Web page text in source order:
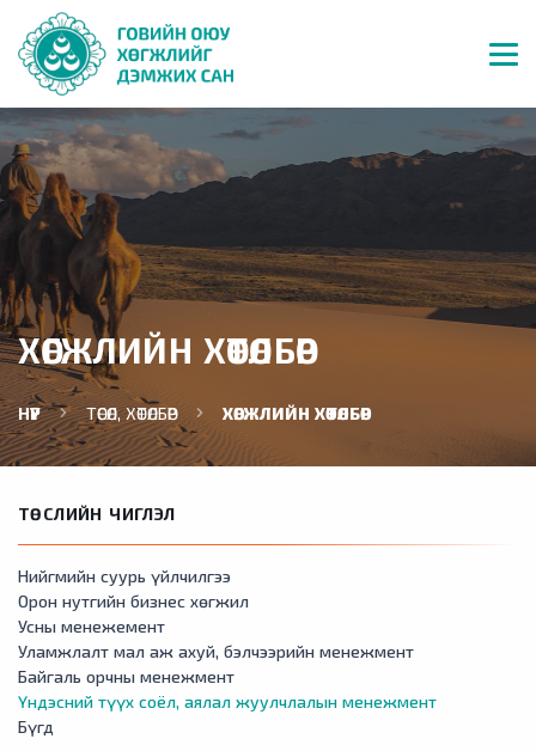
ХӨГЖЛИЙН ХӨТӨЛБӨР
НҮҮР ТӨСӨЛ, ХӨТӨЛБӨР ХӨГЖЛИЙН ХӨТӨЛБӨР
ТӨСЛИЙН ЧИГЛЭЛ
Нийгмийн суурь үйлчилгээ
Орон нутгийн бизнес хөгжил
Усны менежемент
Уламжлалт мал аж ахуй, бэлчээрийн менежмент
Байгаль орчны менежмент
Үндэсний түүх соёл, аялал жуулчлалын менежмент
Бүгд